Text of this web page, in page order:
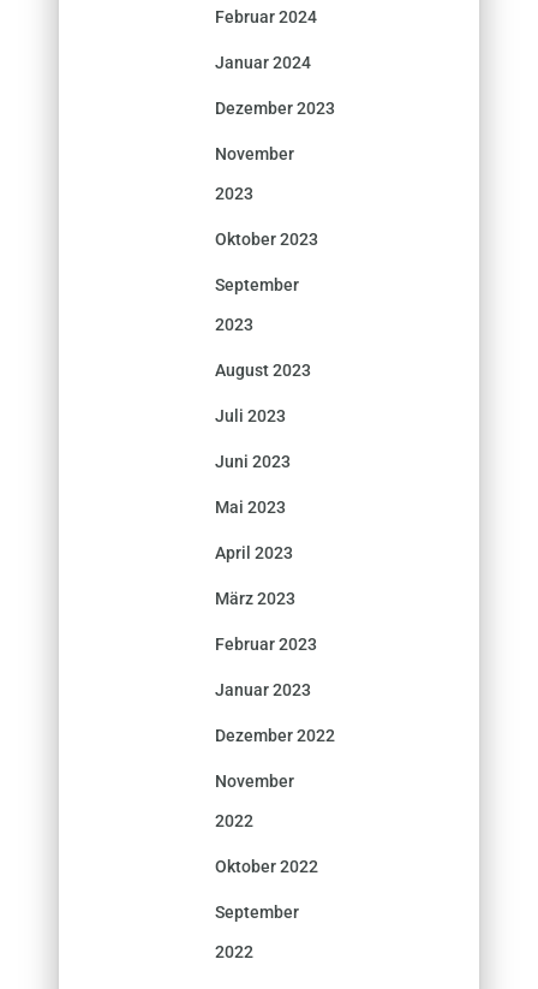
Februar 2024
Januar 2024
Dezember 2023
November
2023
Oktober 2023
September
2023
August 2023
Juli 2023
Juni 2023
Mai 2023
April 2023
März 2023
Februar 2023
Januar 2023
Dezember 2022
November
2022
Oktober 2022
September
2022